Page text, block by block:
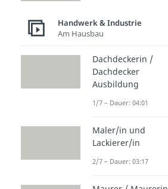
Handwerk & Industrie
Am Hausbau
Dachdeckerin /
Dachdecker
Ausbildung
1/7 – Dauer: 04:01
Maler/in und
Lackierer/in
2/7 – Dauer: 03:17